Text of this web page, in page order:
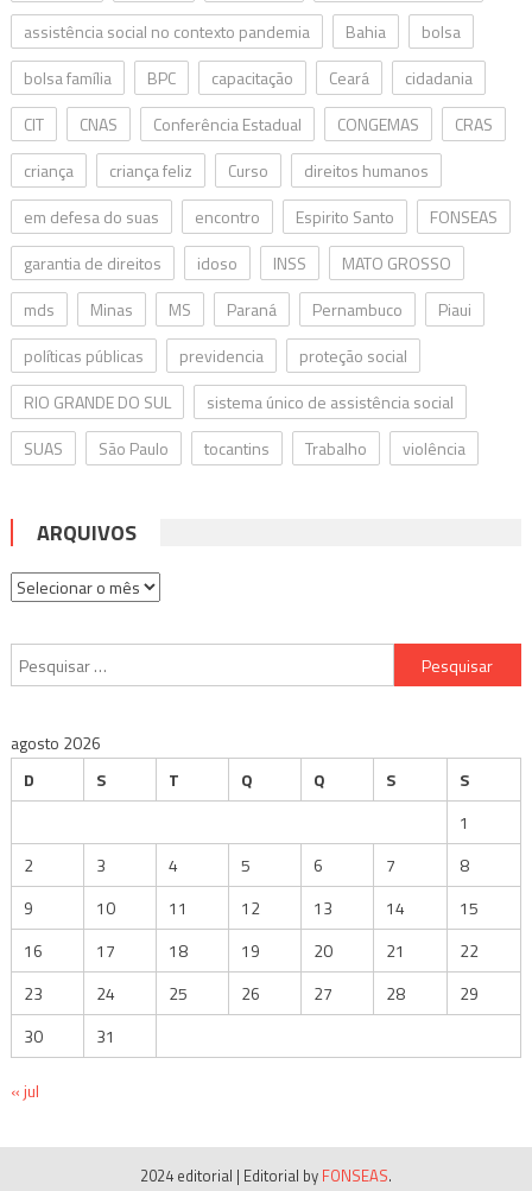
assistência social no contexto pandemia
Bahia
bolsa
bolsa família
BPC capacitação Ceará
cidadania
CIT
CNAS Conferência Estadual CONGEMAS
CRAS
criança
criança feliz Curso
direitos humanos
em defesa do suas
encontro Espirito Santo
FONSEAS
garantia de direitos
idoso INSS
MATO GROSSO
mds
Minas MS Paraná Pernambuco
Piaui
políticas públicas
previdencia
proteção social
RIO GRANDE DO SUL
sistema único de assistência social
SUAS
São Paulo tocantins Trabalho violência
ARQUIVOS
Arquivos
Pesquisar
por:
agosto 2026
D
S T Q Q S
S
1
2
3 4 5 6 7
8
9
10 11 12 13 14
15
16
17 18 19 20 21
22
23
24 25 26 27 28
29
30
31
« jul
2024 editorial | Editorial by FONSEAS.